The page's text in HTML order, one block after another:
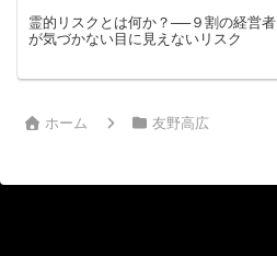
​霊的リスクとは何か？──９割の経営者
が気づかない目に見えないリスク
ホーム 友野高広